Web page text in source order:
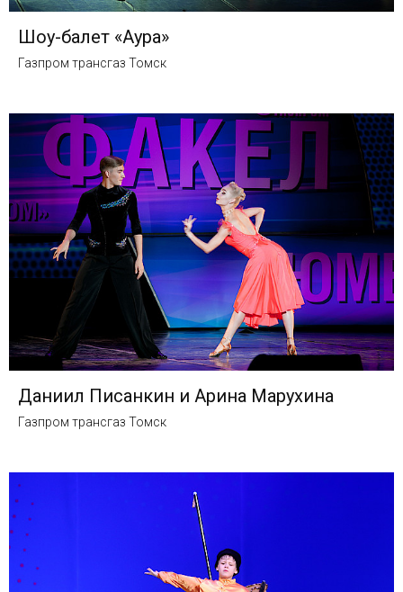
Шоу-балет «Аура»
Газпром трансгаз Томск
Даниил Писанкин и Арина Марухина
Газпром трансгаз Томск